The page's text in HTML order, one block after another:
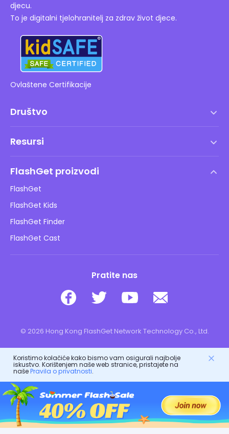
djecu.
To je digitalni tjelohranitelj za zdrav život djece.
Ovlaštene Certifikacije
Društvo
DMCA politika
Pravila o privatnosti
Pravila oglašavanja
Ne prodajte moje informacije
Resursi
Sigurnost djece online
Preuzimanje
FlashGet proizvodi
FlashGet
FlashGet Kids
FlashGet Finder
FlashGet Cast
Pratite nas
© 2026 Hong Kong FlashGet Network Technology Co., Ltd.
Koristimo kolačiće kako bismo vam osigurali najbolje
iskustvo. Korištenjem naše web stranice, pristajete na
našePravila o privatnosti.